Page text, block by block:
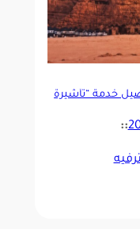
خدمة “تأشيرة
::